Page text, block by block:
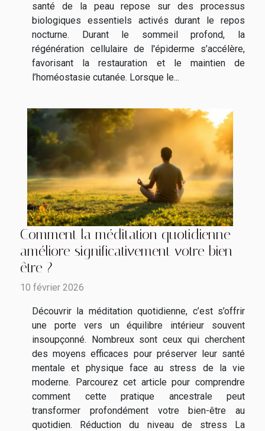
santé de la peau repose sur des processus
biologiques essentiels activés durant le repos
nocturne. Durant le sommeil profond, la
régénération cellulaire de l'épiderme s’accélère,
favorisant la restauration et le maintien de
l’homéostasie cutanée. Lorsque le...
Comment la méditation quotidienne
améliore significativement votre bien-
être ?
10 février 2026
Découvrir la méditation quotidienne, c’est s’offrir
une porte vers un équilibre intérieur souvent
insoupçonné. Nombreux sont ceux qui cherchent
des moyens efficaces pour préserver leur santé
mentale et physique face au stress de la vie
moderne. Parcourez cet article pour comprendre
comment cette pratique ancestrale peut
transformer profondément votre bien-être au
quotidien. Réduction du niveau de stress La